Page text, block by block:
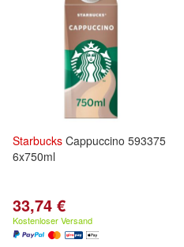
Starbucks Cappuccino 593375
6x750ml
33,74 €
Kostenloser Versand